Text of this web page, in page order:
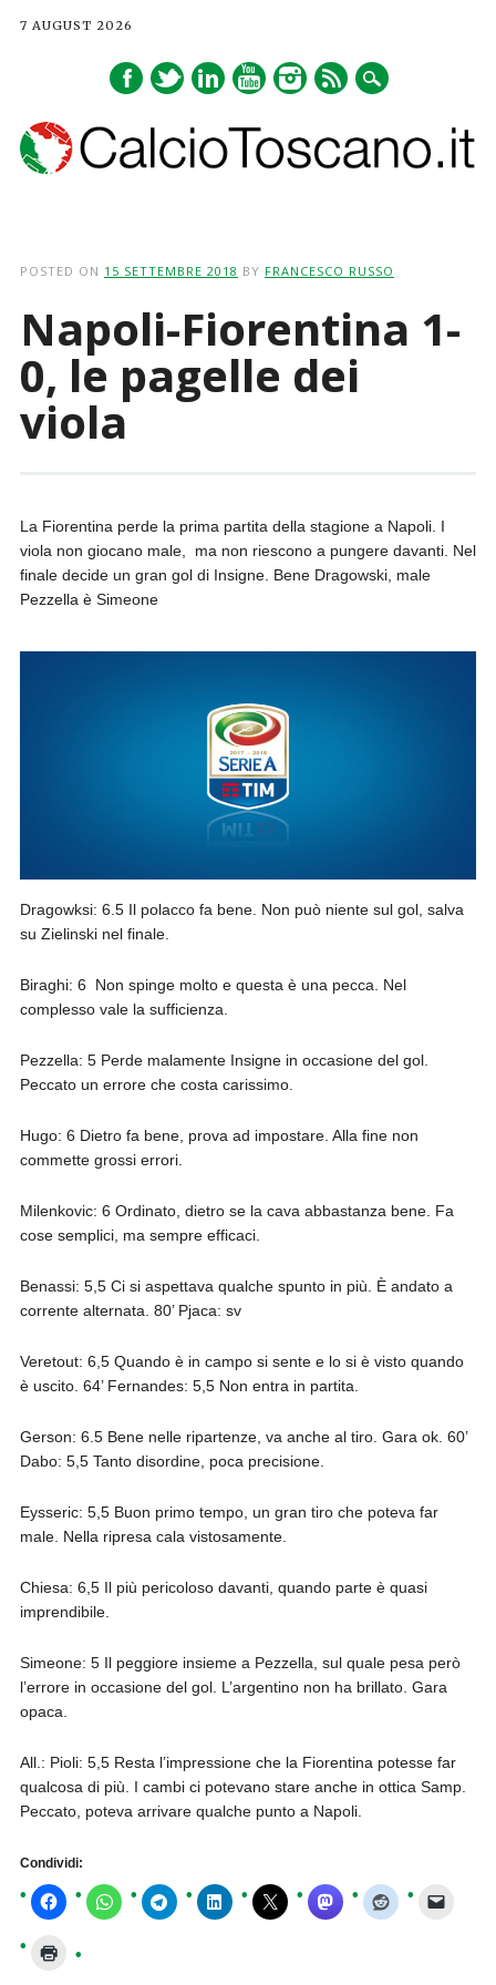
7 AUGUST 2026
POSTED ON 15 SETTEMBRE 2018 BY FRANCESCO RUSSO
Napoli-Fiorentina 1-
0, le pagelle dei
viola
La Fiorentina perde la prima partita della stagione a Napoli. I
viola non giocano male,
ma non riescono a pungere davanti. Nel
finale decide un gran gol di Insigne. Bene Dragowski, male
Pezzella è Simeone
Dragowksi: 6.5 Il polacco fa bene. Non può niente sul gol, salva
su Zielinski nel finale.
Biraghi: 6
Non spinge molto e questa è una pecca. Nel
complesso vale la sufficienza.
Pezzella: 5 Perde malamente Insigne in occasione del gol.
Peccato un errore che costa carissimo.
Hugo: 6 Dietro fa bene, prova ad impostare. Alla fine non
commette grossi errori.
Milenkovic: 6 Ordinato, dietro se la cava abbastanza bene. Fa
cose semplici, ma sempre efficaci.
Benassi: 5,5 Ci si aspettava qualche spunto in più. È andato a
corrente alternata. 80’ Pjaca: sv
Veretout: 6,5 Quando è in campo si sente e lo si è visto quando
è uscito. 64’ Fernandes: 5,5 Non entra in partita.
Gerson: 6.5 Bene nelle ripartenze, va anche al tiro. Gara ok. 60’
Dabo: 5,5 Tanto disordine, poca precisione.
Eysseric: 5,5 Buon primo tempo, un gran tiro che poteva far
male. Nella ripresa cala vistosamente.
Chiesa: 6,5 Il più pericoloso davanti, quando parte è quasi
imprendibile.
Simeone: 5 Il peggiore insieme a Pezzella, sul quale pesa però
l’errore in occasione del gol. L’argentino non ha brillato. Gara
opaca.
All.: Pioli: 5,5 Resta l’impressione che la Fiorentina potesse far
qualcosa di più. I cambi ci potevano stare anche in ottica Samp.
Peccato, poteva arrivare qualche punto a Napoli.
Condividi: